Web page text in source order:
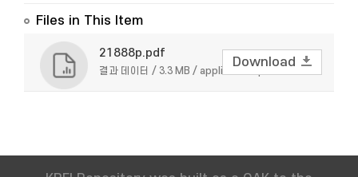
Files in This Item
21888p.pdf
결과 데이터 / 3.3 MB / application/pdf
Download